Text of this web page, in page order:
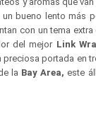
un bueno lento más
con un tema
del mejor Link
portada en
la Bay Area, este